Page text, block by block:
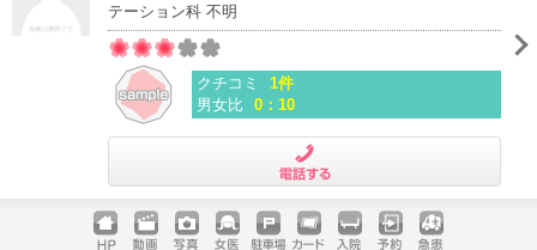
テーション科 不明
クチコミ
1件
男女比 0：10